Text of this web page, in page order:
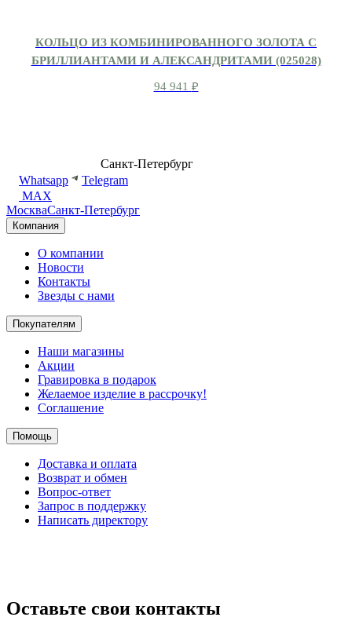
КОЛЬЦО ИЗ КОМБИНИРОВАННОГО ЗОЛОТА С
БРИЛЛИАНТАМИ И АЛЕКСАНДРИТАМИ (025028)
94 941 ₽
Санкт-Петербург
Whatsapp
Telegram
MAX
МоскваСанкт-Петербург
Компания
О компании
Новости
Контакты
Звезды с нами
Покупателям
Наши магазины
Акции
Гравировка в подарок
Желаемое изделие в рассрочку!
Соглашение
Помощь
Доставка и оплата
Возврат и обмен
Вопрос-ответ
Запрос в поддержку
Написать директору
Оставьте свои контакты